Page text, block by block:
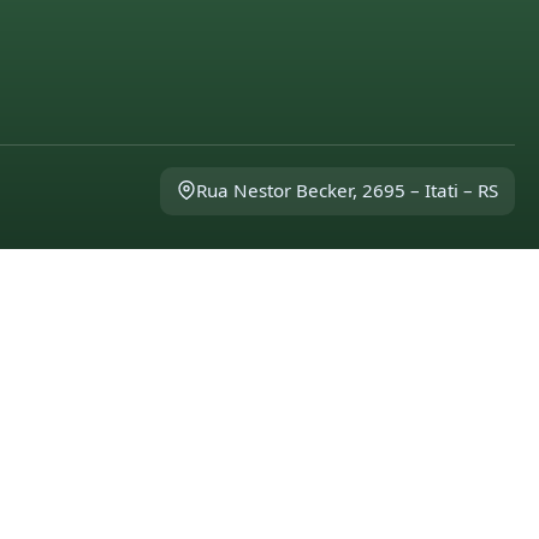
Rua Nestor Becker, 2695 – Itati – RS